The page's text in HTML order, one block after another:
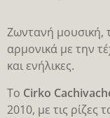
Ζωντανή μουσική,
αρμονικά με την
και ενήλικες.
Το Cirko
2010, με τις